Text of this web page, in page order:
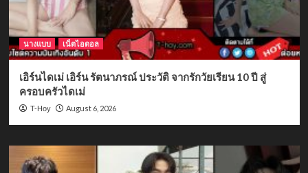
นางแบบ เน็ตไอดอล
เอิร์นไดเม่ เอิร์น รัตนาภรณ์ ประวัติ จากรักวัยเรียน 10 ปี สู่
ครอบครัวไดเม่
T-Hoy August 6, 2026